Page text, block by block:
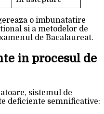
o imbunatatire
si a metodelor de
de Bacalaureat.
in procesul de
sistemul de
deficiente semnificative: